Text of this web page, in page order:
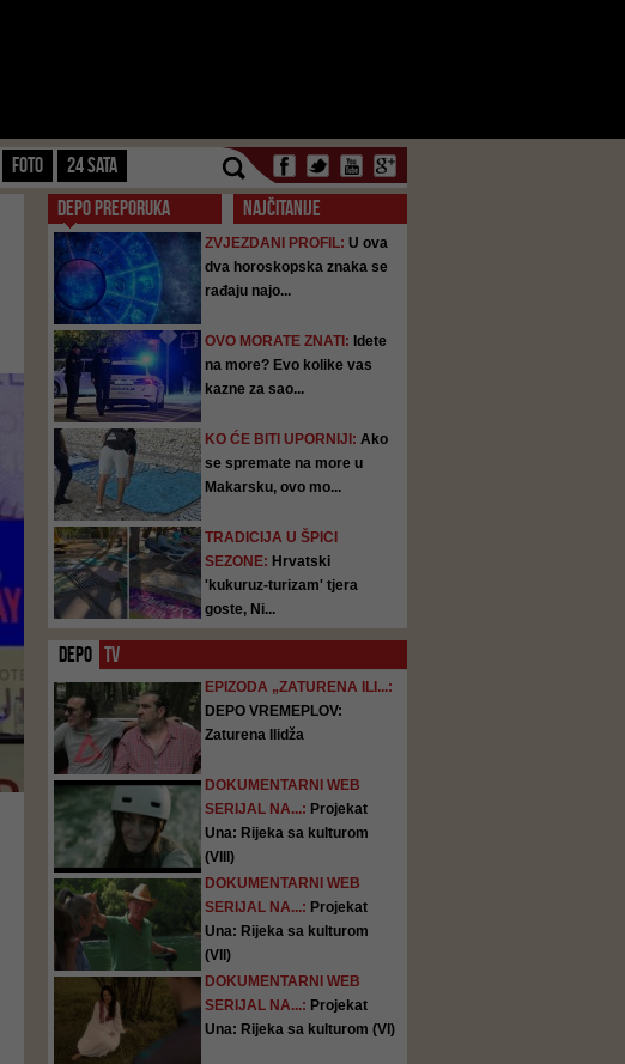
FOTO 24 SATA
DEPO PREPORUKA NAJČITANIJE
ZVJEZDANI PROFIL: U ova
dva horoskopska znaka se
rađaju najo...
OVO MORATE ZNATI: Idete
na more? Evo kolike vas
kazne za sao...
KO ĆE BITI UPORNIJI: Ako
se spremate na more u
Makarsku, ovo mo...
TRADICIJA U ŠPICI
SEZONE: Hrvatski
'kukuruz-turizam' tjera
goste, Ni...
DEPO TV
EPIZODA „ZATURENA ILI...:
DEPO VREMEPLOV:
Zaturena Ilidža
DOKUMENTARNI WEB
SERIJAL NA...: Projekat
Una: Rijeka sa kulturom
(VIII)
DOKUMENTARNI WEB
SERIJAL NA...: Projekat
Una: Rijeka sa kulturom
(VII)
DOKUMENTARNI WEB
SERIJAL NA...: Projekat
Una: Rijeka sa kulturom (VI)